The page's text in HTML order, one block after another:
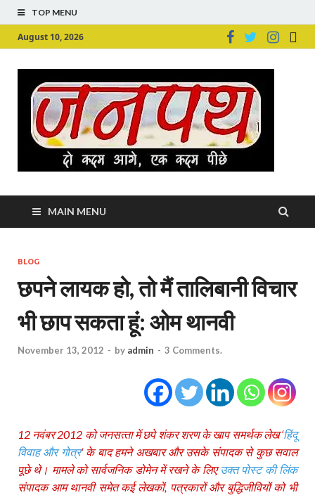
TOP MENU
August 10, 2026
MAIN MENU
BLOG
छपने लायक हो, तो मैं तालिबानी विचार
भी छाप सकता हूं: ओम थानवी
November 13, 2012 - by admin - 3 Comments.
12 नवंबर 2012 को जनसत्‍ता में छपे शंकर शरण के खाप समर्थक लेख ‘हिंदू
विवाह और गोत्र‘ के बाद हमने अखबार और उसके संपादक से कुछ सवाल
पूछे थे। मामले को सार्वजनिक डोमेन में रखने के लिएउक्‍त पोस्‍ट की लिं‍क
संपादक आम थानवी समेत कई लेखकों, पत्रकारों और बुद्धिजीवियों को भी